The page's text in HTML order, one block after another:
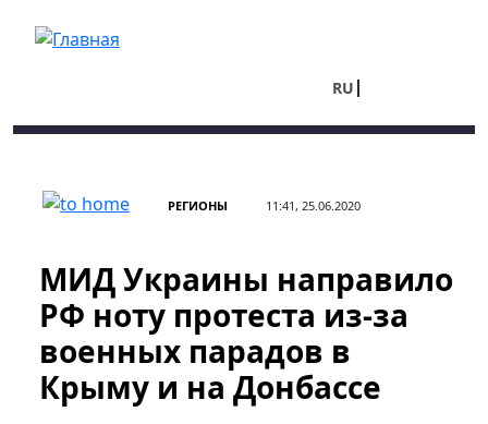
RU
РЕГИОНЫ 11:41, 25.06.2020
МИД Украины направило
РФ ноту протеста из-за
военных парадов в
Крыму и на Донбассе